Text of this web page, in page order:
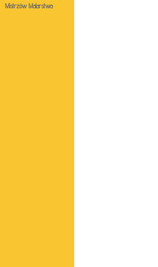
Mistrzów Malarstwa